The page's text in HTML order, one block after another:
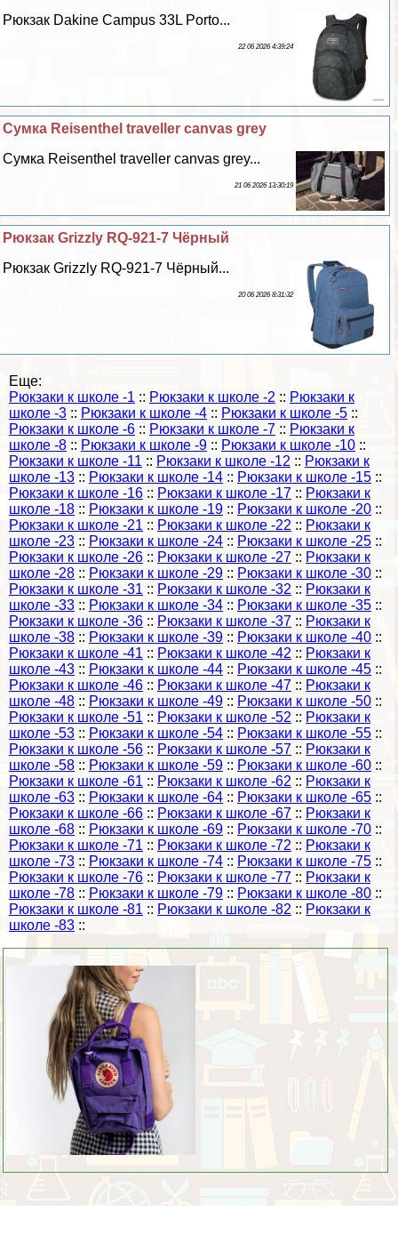
Рюкзак Dakine Campus 33L Porto...
22 06 2026 4:39:24
Сумка Reisenthel traveller canvas grey
Сумка Reisenthel traveller canvas grey...
21 06 2026 13:30:19
Рюкзак Grizzly RQ-921-7 Чёрный
Рюкзак Grizzly RQ-921-7 Чёрный...
20 06 2026 8:31:32
Еще:
Рюкзаки к школе -1 :: Рюкзаки к школе -2 :: Рюкзаки к
школе -3 :: Рюкзаки к школе -4 :: Рюкзаки к школе -5 ::
Рюкзаки к школе -6 :: Рюкзаки к школе -7 :: Рюкзаки к
школе -8 :: Рюкзаки к школе -9 :: Рюкзаки к школе -10 ::
Рюкзаки к школе -11 :: Рюкзаки к школе -12 :: Рюкзаки к
школе -13 :: Рюкзаки к школе -14 :: Рюкзаки к школе -15 ::
Рюкзаки к школе -16 :: Рюкзаки к школе -17 :: Рюкзаки к
школе -18 :: Рюкзаки к школе -19 :: Рюкзаки к школе -20 ::
Рюкзаки к школе -21 :: Рюкзаки к школе -22 :: Рюкзаки к
школе -23 :: Рюкзаки к школе -24 :: Рюкзаки к школе -25 ::
Рюкзаки к школе -26 :: Рюкзаки к школе -27 :: Рюкзаки к
школе -28 :: Рюкзаки к школе -29 :: Рюкзаки к школе -30 ::
Рюкзаки к школе -31 :: Рюкзаки к школе -32 :: Рюкзаки к
школе -33 :: Рюкзаки к школе -34 :: Рюкзаки к школе -35 ::
Рюкзаки к школе -36 :: Рюкзаки к школе -37 :: Рюкзаки к
школе -38 :: Рюкзаки к школе -39 :: Рюкзаки к школе -40 ::
Рюкзаки к школе -41 :: Рюкзаки к школе -42 :: Рюкзаки к
школе -43 :: Рюкзаки к школе -44 :: Рюкзаки к школе -45 ::
Рюкзаки к школе -46 :: Рюкзаки к школе -47 :: Рюкзаки к
школе -48 :: Рюкзаки к школе -49 :: Рюкзаки к школе -50 ::
Рюкзаки к школе -51 :: Рюкзаки к школе -52 :: Рюкзаки к
школе -53 :: Рюкзаки к школе -54 :: Рюкзаки к школе -55 ::
Рюкзаки к школе -56 :: Рюкзаки к школе -57 :: Рюкзаки к
школе -58 :: Рюкзаки к школе -59 :: Рюкзаки к школе -60 ::
Рюкзаки к школе -61 :: Рюкзаки к школе -62 :: Рюкзаки к
школе -63 :: Рюкзаки к школе -64 :: Рюкзаки к школе -65 ::
Рюкзаки к школе -66 :: Рюкзаки к школе -67 :: Рюкзаки к
школе -68 :: Рюкзаки к школе -69 :: Рюкзаки к школе -70 ::
Рюкзаки к школе -71 :: Рюкзаки к школе -72 :: Рюкзаки к
школе -73 :: Рюкзаки к школе -74 :: Рюкзаки к школе -75 ::
Рюкзаки к школе -76 :: Рюкзаки к школе -77 :: Рюкзаки к
школе -78 :: Рюкзаки к школе -79 :: Рюкзаки к школе -80 ::
Рюкзаки к школе -81 :: Рюкзаки к школе -82 :: Рюкзаки к
школе -83 ::